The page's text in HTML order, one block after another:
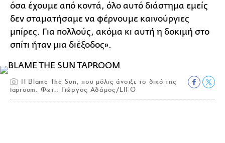
όσα έχουμε από κοντά, όλο αυτό διάστημα εμείς
δεν σταματήσαμε να φέρνουμε καινούργιες
μπίρες. Για πολλούς, ακόμα κι αυτή η δοκιμή στο
σπίτι ήταν μια διέξοδος».
H Blame The Sun, που μόλις άνοιξε το δικό της
taproom. Φωτ.: Γιώργος Αδάμος/LIFO